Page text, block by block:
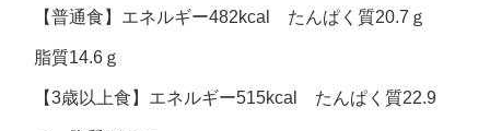
【普通食】エネルギー482kcal たんぱく質20.7ｇ
脂質14.6ｇ
【3歳以上食】エネルギー515kcal たんぱく質22.9